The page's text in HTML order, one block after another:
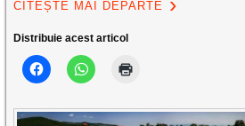
CITEȘTE MAI DEPARTE
Distribuie acest articol